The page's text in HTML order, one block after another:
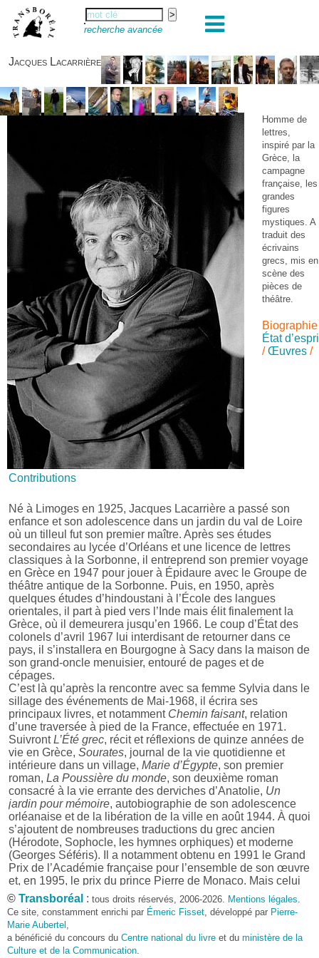
recherche avancée
Jacques Lacarrière
Homme de
lettres,
inspiré par la
Grèce, la
campagne
française, les
grandes
figures
mystiques. A
traduit des
écrivains
grecs, mis en
scène des
pièces de
théâtre.
Biographie
État
/Œuvres /
Contributions
Né à Limoges en 1925, Jacques Lacarrière a passé son
enfance et son adolescence dans un jardin du val de Loire
où un tilleul fut son premier maître. Après ses études
secondaires au lycée d’Orléans et une licence de lettres
classiques à la Sorbonne, il entreprend son premier voyage
en Grèce en 1947 pour jouer à Épidaure avec le Groupe de
théâtre antique de la Sorbonne. Puis, en 1950, après
quelques études d’hindoustani à l’École des langues
orientales, il part à pied vers l’Inde mais élit finalement la
Grèce, où il demeurera jusqu’en 1966. Le coup d’État des
colonels d’avril 1967 lui interdisant de retourner dans ce
pays, il s’installera en Bourgogne à Sacy dans la maison de
son grand-oncle menuisier, entouré de pages et de
cépages.
C’est là qu’après la rencontre avec sa femme Sylvia dans le
sillage des événements de Mai-1968, il écrira ses
principaux livres, et notamment Chemin faisant, relation
d’une traversée à pied de la France, effectuée en 1971.
SuivrontL’Été grec, récit et réflexions de quinze années de
vie en Grèce, Sourates, journal de la vie quotidienne et
intérieure dans un village, Marie d’Égypte, son premier
roman, La Poussière du monde, son deuxième roman
consacré à la vie errante des derviches d’Anatolie, Un
jardin pour mémoire, autobiographie de son adolescence
orléanaise et de la libération de la ville en août 1944. À quoi
s’ajoutent de nombreuses traductions du grec ancien
(Hérodote, Sophocle, les hymnes orphiques) et moderne
(Georges Séféris). Il a notamment obtenu en 1991 le Grand
Prix de l’Académie française pour l’ensemble de son œuvre
et, en 1995, le prix du prince Pierre de Monaco. Mais celui
qu’il préfère est le tout premier, le prix Kléber Haedens, qui
récompense une œuvre ou un livre « promouvant le goût
intense de vivre plutôt que celui de mourir, fût-ce pour des
raisons valables ».
Suivront également un court essai sur ses années
© Transboréal : tous droits réservés, 2006-2026. Mentions légales.
Ce site, constamment enrichi par Émeric Fisset, développé par Pierre-
Marie Aubertel ,
a bénéficié du concours du Centre national du livre et du ministère de la
Culture et de la Communication.